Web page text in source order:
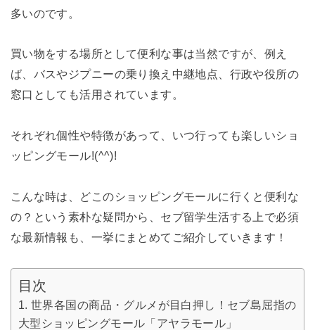
多いのです。
買い物をする場所として便利な事は当然ですが、例え
ば、バスやジプニーの乗り換え中継地点、行政や役所の
窓口としても活用されています。
それぞれ個性や特徴があって、いつ行っても楽しいショ
ッピングモール!(^^)!
こんな時は、どこのショッピングモールに行くと便利な
の？という素朴な疑問から、セブ留学生活する上で必須
な最新情報も、一挙にまとめてご紹介していきます！
目次
世界各国の商品・グルメが目白押し！セブ島屈指の
大型ショッピングモール「アヤラモール」